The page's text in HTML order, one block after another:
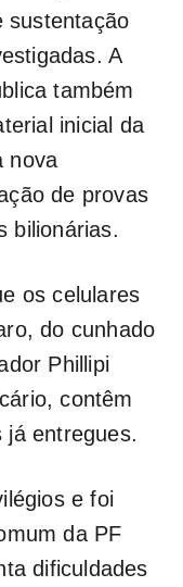
sustentação
A
também
inicial da
nova
de provas
bilionárias.
os celulares
do cunhado
Phillipi
contêm
já entregues.
e foi
da PF
dificuldades